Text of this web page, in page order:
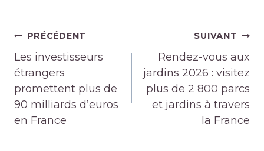
Navigation
de
l’article
PRÉCÉDENT
Les investisseurs
étrangers
promettent plus de
90 milliards d’euros
en France
SUIVANT
Rendez-vous aux
jardins 2026 : visitez
plus de 2 800 parcs
et jardins à travers
la France